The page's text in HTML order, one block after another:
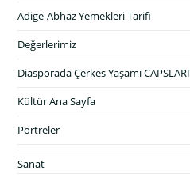
Adige-Abhaz Yemekleri Tarifi
Değerlerimiz
Diasporada Çerkes Yaşamı CAPSLARI
Kültür Ana Sayfa
Portreler
Sanat